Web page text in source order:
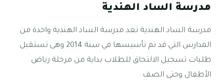
مدرسة الساد الهندية
مدرسة الساد الهندية تعد مدرسة الساد الهندية واحدة من
المدارس التي قد تم تأسيسها في سنة 2014 وهى تستقبل
طلبات تسجيل الالتحاق للطلاب بداية من مرحلة رياض
الأطفال وحتى الصف